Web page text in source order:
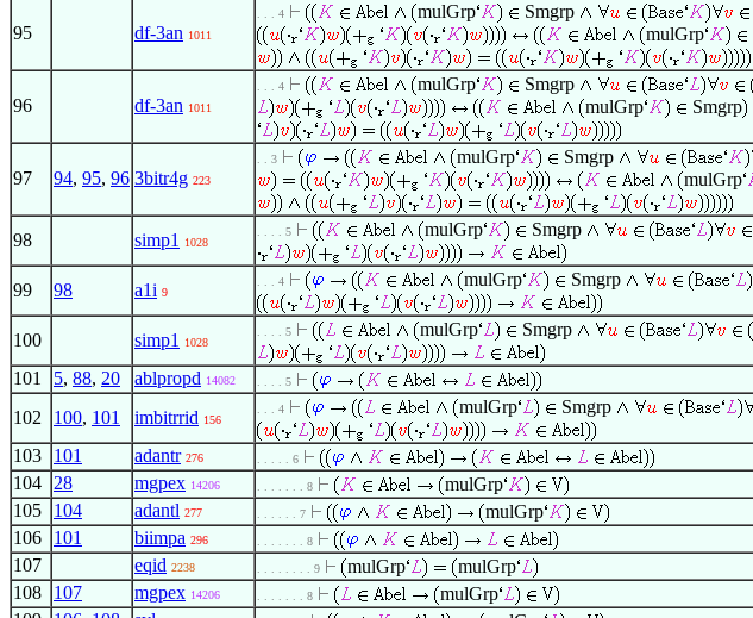
95 df-3an 1011
. . . 4 mulGrp
Smgrp
mulGrp
96 df-3an 1011
. . . 4 mulGrp
Smgrp
mulGrp
Smgrp
97 94, 95, 96 3bitr4g 223
. . 3 mulGrp
Smgrp
mulGrp
98 simp1 1028
. . . . 5 mulGrp Smgrp
99 98 a1i 9
. . . 4 mulGrp Smgrp
100 simp1 1028
. . . . 5 mulGrp Smgrp
101 5, 88, 20 ablpropd 14082 . . . . 5
102 100, 101 imbitrrid 156
. . . 4 mulGrp Smgrp
103 101 adantr 276 . . . . . 6
104 28 mgpex 14206 . . . . . . . 8
mulGrp
105
104 adantl 277 . . . . . . 7
mulGrp
106
101 biimpa 296 . . . . . . . 8
107 eqid 2238 . . . . . . . . 9 mulGrp
mulGrp
108
107 mgpex 14206 . . . . . . . 8
mulGrp